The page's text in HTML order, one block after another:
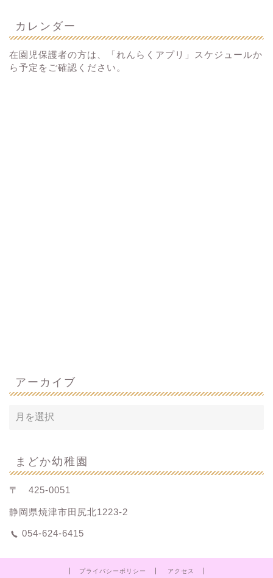
カレンダー
在園児保護者の方は、「れんらくアプリ」スケジュールか
ら予定をご確認ください。
アーカイブ
まどか幼稚園
〒 425-0051
静岡県焼津市田尻北1223-2
054-624-6415
プライバシーポリシー アクセス